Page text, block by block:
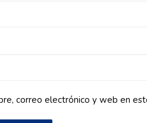
correo electrónico y web en